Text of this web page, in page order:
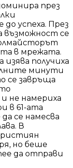
през
до успеха. През
възможност се
в мрежата.
получиха
минути
се завръща
не намериха
в 61-ата
се намесва
В
но беше
да отправи